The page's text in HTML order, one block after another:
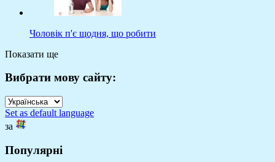
Чоловік п'є щодня, що робити
Показати ще
Вибрати мову сайту:
Set as default language
за
Популярні